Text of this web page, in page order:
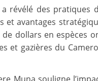
a révélé des
avantages
dollars en espèces
et gazières du